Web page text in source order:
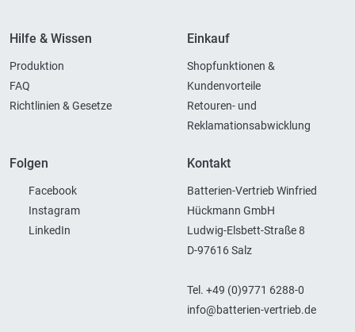
Hilfe & Wissen
Produktion
FAQ
Richtlinien & Gesetze
Einkauf
Shopfunktionen &
Kundenvorteile
Retouren- und
Reklamationsabwicklung
Folgen
Facebook
Instagram
LinkedIn
Kontakt
Batterien-Vertrieb Winfried
Hückmann GmbH
Ludwig-Elsbett-Straße 8
D-97616 Salz
Tel. +49 (0)9771 6288-0
info@batterien-vertrieb.de